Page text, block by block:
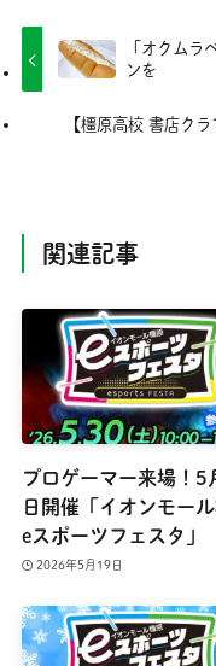
「オクムラ
ンを
【橿原高校 書店ク
関連記事
プロゲーマー来場！5
日開催「イオンモー
eスポーツフェスタ」
2026年5月19日